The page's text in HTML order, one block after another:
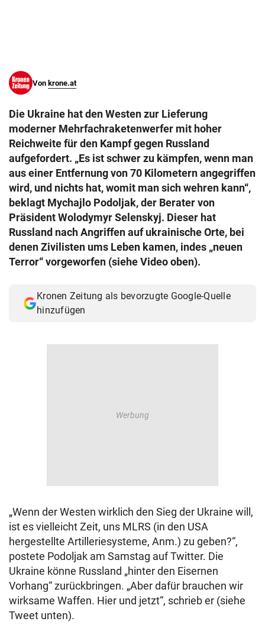
Von krone.at
Die Ukraine hat den Westen zur Lieferung
moderner Mehrfachraketenwerfer mit hoher
Reichweite für den Kampf gegen Russland
aufgefordert. „Es ist schwer zu kämpfen, wenn man
aus einer Entfernung von 70 Kilometern angegriffen
wird, und nichts hat, womit man sich wehren kann“,
beklagt Mychajlo Podoljak, der Berater von
Präsident Wolodymyr Selenskyj. Dieser hat
Russland nach Angriffen auf ukrainische Orte, bei
denen Zivilisten ums Leben kamen, indes „neuen
Terror“ vorgeworfen (siehe Video oben).
Kronen Zeitung als bevorzugte Google-Quelle
hinzufügen
„Wenn der Westen wirklich den Sieg der Ukraine will,
ist es vielleicht Zeit, uns MLRS (in den USA
hergestellte Artilleriesysteme, Anm.) zu geben?“,
postete Podoljak am Samstag auf Twitter. Die
Ukraine könne Russland „hinter den Eisernen
Vorhang“ zurückbringen. „Aber dafür brauchen wir
wirksame Waffen. Hier und jetzt“, schrieb er (siehe
Tweet unten).